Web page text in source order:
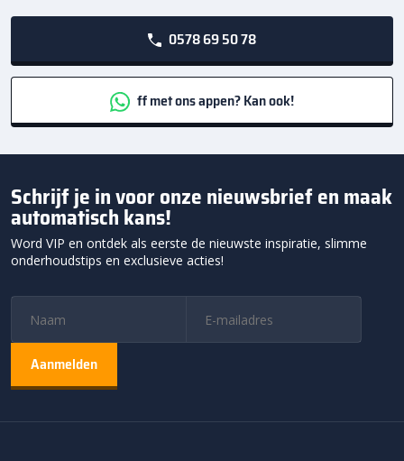
0578 69 50 78
ff met ons appen? Kan ook!
Schrijf je in voor onze nieuwsbrief en maak
automatisch kans!
Word VIP en ontdek als eerste de nieuwste inspiratie, slimme
onderhoudstips en exclusieve acties!